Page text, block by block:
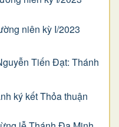
niên kỳ I/2023
Tiến Đạt: Thánh
ký kết Thỏa thuận